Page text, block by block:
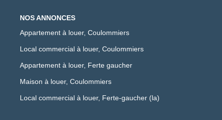
NOS ANNONCES
Appartement à louer, Coulommiers
Local commercial à louer, Coulommiers
Appartement à louer, Ferte gaucher
Maison à louer, Coulommiers
Local commercial à louer, Ferte-gaucher (la)